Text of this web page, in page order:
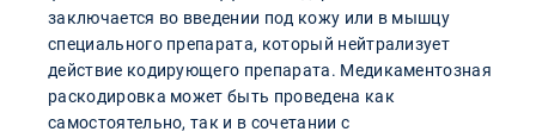
заключается во введении под кожу или в мышцу
специального препарата, который нейтрализует
действие кодирующего препарата. Медикаментозная
раскодировка может быть проведена как
самостоятельно, так и в сочетании с